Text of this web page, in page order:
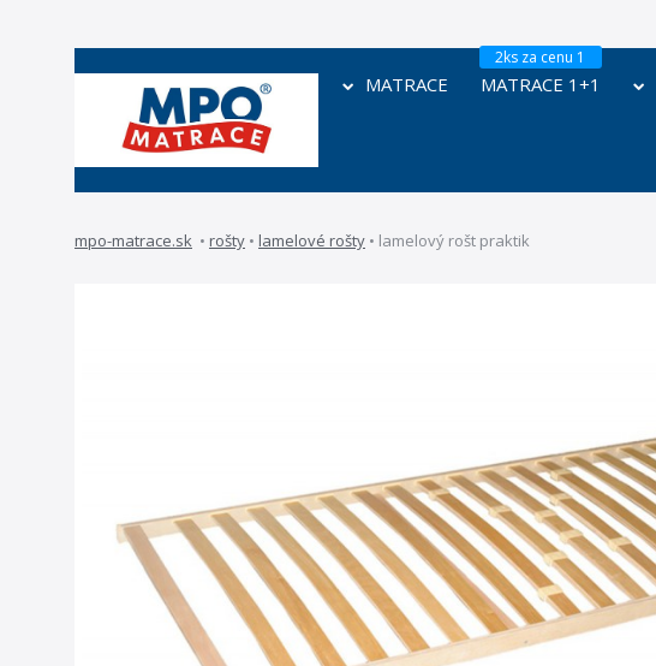
MATRACE MATRACE 1+1
mpo-matrace.sk • rošty • lamelové rošty • lamelový rošt praktik